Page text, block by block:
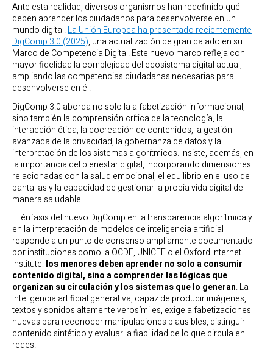
Ante esta realidad, diversos organismos han redefinido qué
deben aprender los ciudadanos para desenvolverse en un
mundo digital.La Unión Europea ha presentado recientemente
DigComp 3.0 (2025), una actualización de gran calado en su
Marco de Competencia Digital. Este nuevo marco refleja con
mayor fidelidad la complejidad del ecosistema digital actual,
ampliando las competencias ciudadanas necesarias para
desenvolverse en él.
DigComp 3.0 aborda no solo la alfabetización informacional,
sino también la comprensión crítica de la tecnología, la
interacción ética, la cocreación de contenidos, la gestión
avanzada de la privacidad, la gobernanza de datos y la
interpretación de los sistemas algorítmicos. Insiste, además, en
la importancia del bienestar digital, incorporando dimensiones
relacionadas con la salud emocional, el equilibrio en el uso de
pantallas y la capacidad de gestionar la propia vida digital de
manera saludable.
El énfasis del nuevo DigComp en la transparencia algorítmica y
en la interpretación de modelos de inteligencia artificial
responde a un punto de consenso ampliamente documentado
por instituciones como la OCDE, UNICEF o el Oxford Internet
Institute: los menores deben aprender no solo a consumir
contenido digital, sino a comprender las lógicas que
organizan su circulación y los sistemas que lo generan. La
inteligencia artificial generativa, capaz de producir imágenes,
textos y sonidos altamente verosímiles, exige alfabetizaciones
nuevas para reconocer manipulaciones plausibles, distinguir
contenido sintético y evaluar la fiabilidad de lo que circula en
redes.